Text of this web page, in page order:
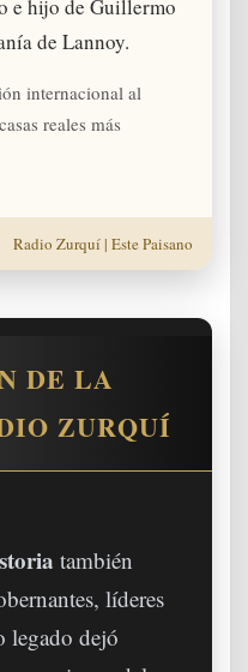
e hijo de Guillermo
de Lannoy.
internacional al
reales más
Radio Zurquí | Este Paisano
DE LA
ZURQUÍ
también
líderes
legado dejó